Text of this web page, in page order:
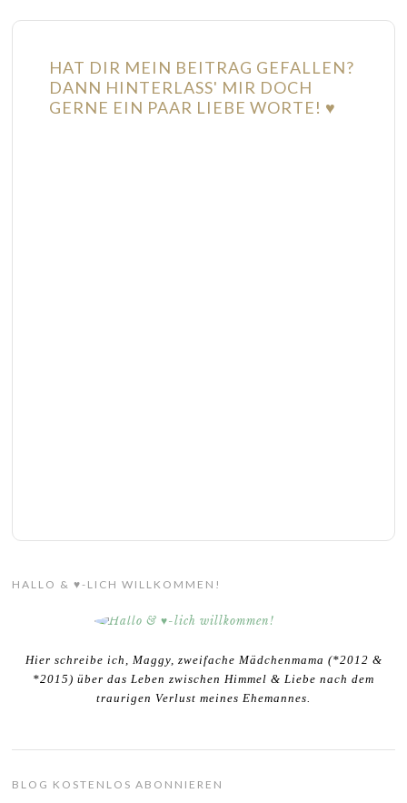
HAT DIR MEIN BEITRAG GEFALLEN?
DANN HINTERLASS' MIR DOCH
GERNE EIN PAAR LIEBE WORTE! ♥
HALLO & ♥-LICH WILLKOMMEN!
Hier schreibe ich, Maggy, zweifache Mädchenmama (*2012 &
*2015) über das Leben zwischen Himmel & Liebe nach dem
traurigen Verlust meines Ehemannes.
BLOG KOSTENLOS ABONNIEREN